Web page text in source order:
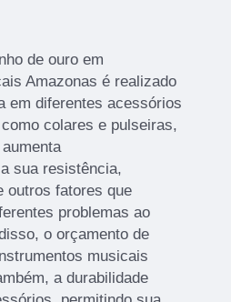
de ouro em
Amazonas é realizado
em diferentes acessórios
colares e pulseiras,
sua resistência,
outros fatores que
problemas ao
o orçamento de
musicais
a durabilidade